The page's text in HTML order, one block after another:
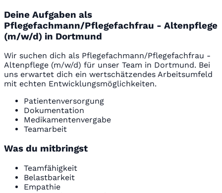
Deine Aufgaben als
Pflegefachmann/Pflegefachfrau - Altenpflege
(m/w/d) in Dortmund
Wir suchen dich als Pflegefachmann/Pflegefachfrau -
Altenpflege (m/w/d) für unser Team in Dortmund. Bei
uns erwartet dich ein wertschätzendes Arbeitsumfeld
mit echten Entwicklungsmöglichkeiten.
Patientenversorgung
Dokumentation
Medikamentenvergabe
Teamarbeit
Was du mitbringst
Teamfähigkeit
Belastbarkeit
Empathie